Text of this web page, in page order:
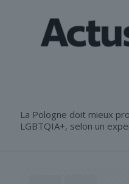
La Pologne doit mieux
LGBTQIA+, selon un